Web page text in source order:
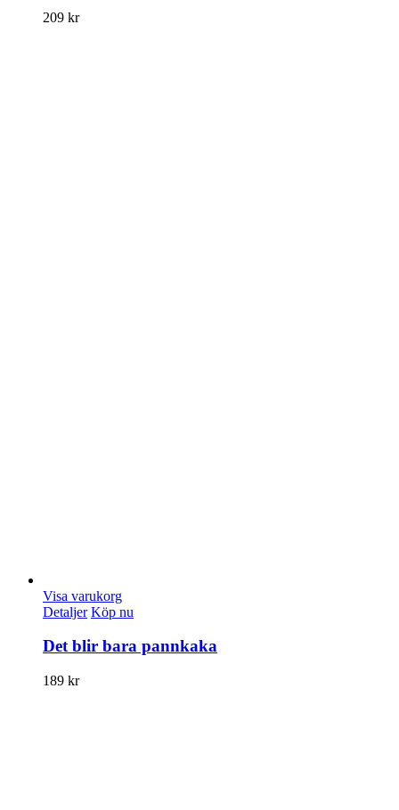
209 kr
Visa varukorg
Detaljer Köp nu
Det blir bara pannkaka
189 kr